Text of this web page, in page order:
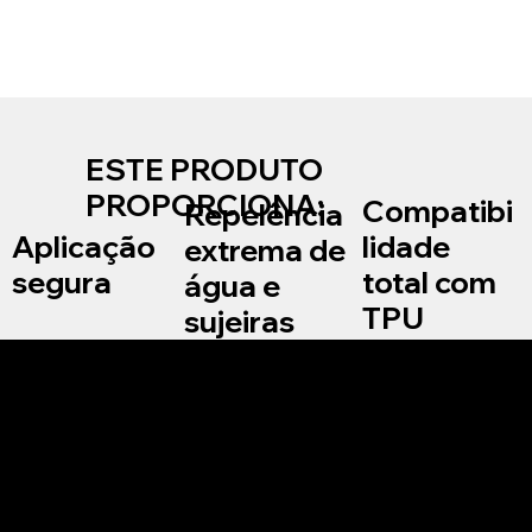
Aplicação
segura
Repelência
extrema de
água e
sujeiras
Compatibi
lidade
total com
TPU
ESTE PRODUTO
PROPORCIONA: